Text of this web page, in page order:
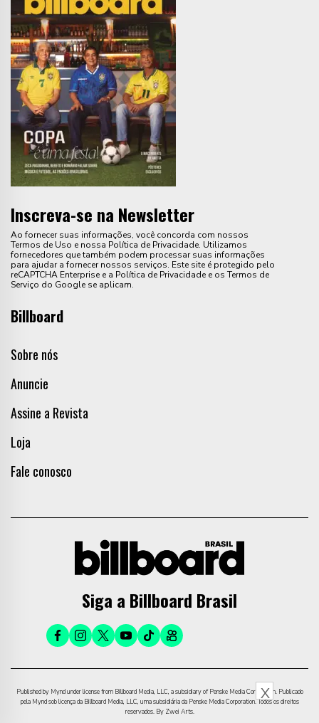
Inscreva-se na Newsletter
Ao fornecer suas informações, você concorda com nossos
Termos de Uso e nossa Política de Privacidade. Utilizamos
fornecedores que também podem processar suas informações
para ajudar a fornecer nossos serviços. Este site é protegido pelo
reCAPTCHA Enterprise e a Política de Privacidade e os Termos de
Serviço do Google se aplicam.
Billboard
Sobre nós
Anuncie
Assine a Revista
Loja
Fale conosco
Siga a Billboard Brasil
Published by Mynd under license from Billboard Media, LLC, a subsidiary of Penske Media Corporation. Publicado
pela Mynd sob licença da Billboard Media, LLC, uma subsidiária da Penske Media Corporation. Todos os direitos
reservados. By Zwei Arts.
X